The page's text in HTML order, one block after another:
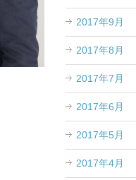
2017年9月
2017年8月
2017年7月
2017年6月
2017年5月
2017年4月